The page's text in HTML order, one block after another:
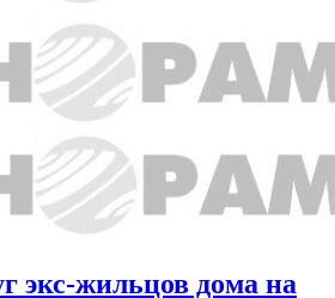
экс-жильцов дома на